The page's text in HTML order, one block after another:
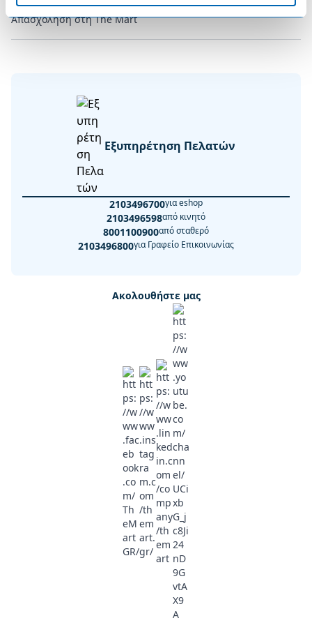
Απασχόληση στη The Mart
Εξυπηρέτηση Πελατών
2103496700για eshop
2103496598από κινητό
8001100900από σταθερό
2103496800για Γραφείο Επικοινωνίας
Ακολουθήστε μας